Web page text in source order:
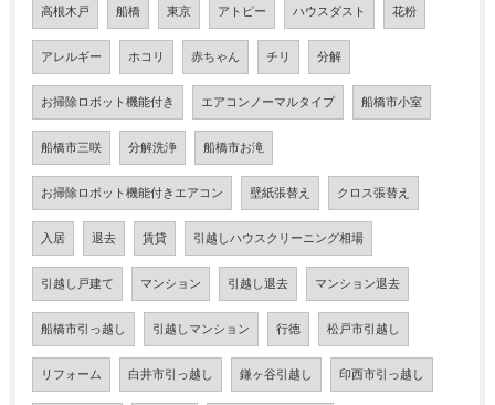
高根木戸 船橋 東京 アトピー ハウスダスト 花粉
アレルギー ホコリ 赤ちゃん チリ 分解
お掃除ロボット機能付き エアコンノーマルタイプ 船橋市小室
船橋市三咲 分解洗浄 船橋市お滝
お掃除ロボット機能付きエアコン 壁紙張替え クロス張替え
入居 退去 賃貸 引越しハウスクリーニング相場
引越し戸建て マンション 引越し退去 マンション退去
船橋市引っ越し 引越しマンション 行徳 松戸市引越し
リフォーム 白井市引っ越し 鎌ヶ谷引越し 印西市引っ越し